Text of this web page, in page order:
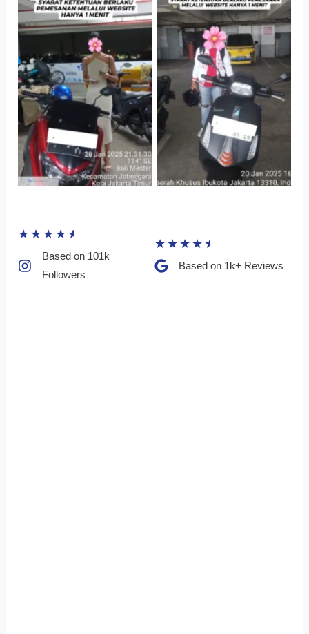
TNo Caption TNo Caption
★ ★ ★ ★ ★
Based on 101k
Followers​
★ ★ ★ ★ ★
Based on 1k+ Reviews​